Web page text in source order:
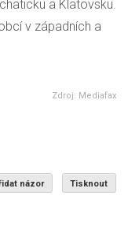
a Klatovsku.
v západních a
Zdroj: Mediafax
názor Tisknout